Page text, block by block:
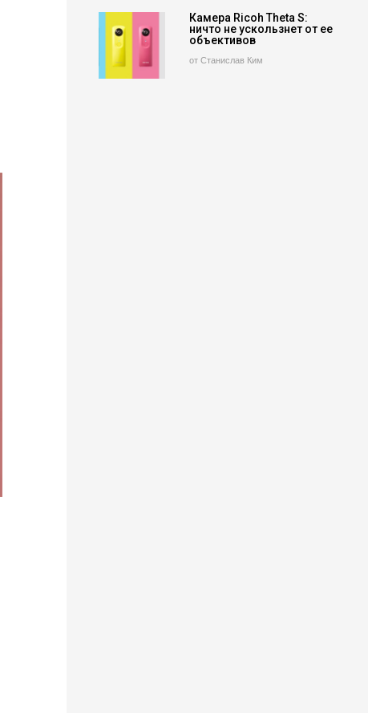
Камера Ricoh Theta S:
ничто не ускользнет от ее
объективов
от Станислав Ким